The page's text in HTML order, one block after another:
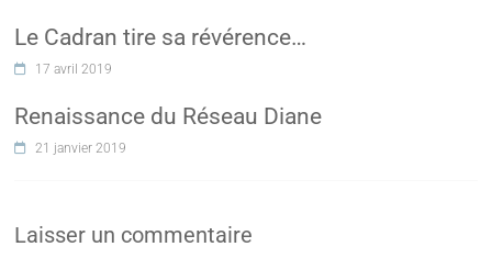
Le Cadran tire sa révérence…
17 avril 2019
Renaissance du Réseau Diane
21 janvier 2019
Laisser un commentaire